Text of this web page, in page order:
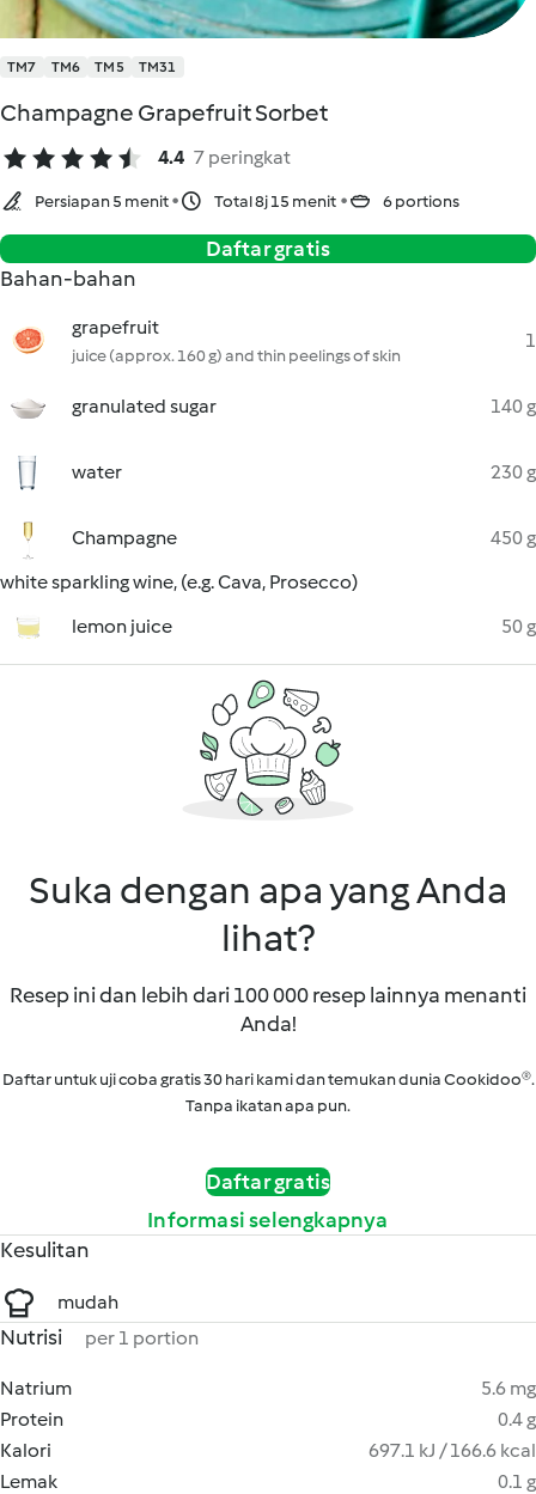
TM7 TM6 TM5 TM31
Champagne Grapefruit Sorbet
4.4 7 peringkat
Persiapan 5 menit Total 8j 15 menit 6 portions
Daftar gratis
Bahan-bahan
grapefruit
juice (approx. 160 g) and thin peelings of skin
1
granulated sugar 140 g
water 230 g
Champagne
450 g
white sparkling wine, (e.g. Cava, Prosecco)
lemon juice
50 g
Suka dengan apa yang Anda
lihat?
Resep ini dan lebih dari 100 000 resep lainnya menanti
Anda!
Daftar untuk uji coba gratis 30 hari kami dan temukan dunia Cookidoo®.
Tanpa ikatan apa pun.
Daftar gratis
Informasi selengkapnya
Kesulitan
mudah
Nutrisi per 1 portion
Natrium
5.6 mg
Protein
0.4 g
Kalori
697.1 kJ / 166.6 kcal
Lemak
0.1 g